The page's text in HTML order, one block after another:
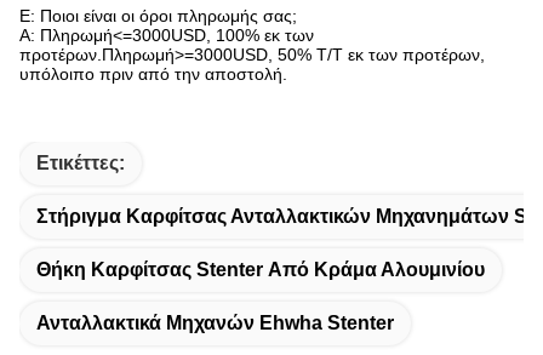
Ε: Ποιοι είναι οι όροι πληρωμής σας;
Α: Πληρωμή<=3000USD, 100% εκ των
προτέρων.Πληρωμή>=3000USD, 50% T/T εκ των προτέρων,
υπόλοιπο πριν από την αποστολή.
Ετικέττες:
Στήριγμα Καρφίτσας Ανταλλακτικών Μηχανημάτων
Θήκη Καρφίτσας Stenter Από Κράμα Αλουμινίου
Ανταλλακτικά Μηχανών Ehwha Stenter